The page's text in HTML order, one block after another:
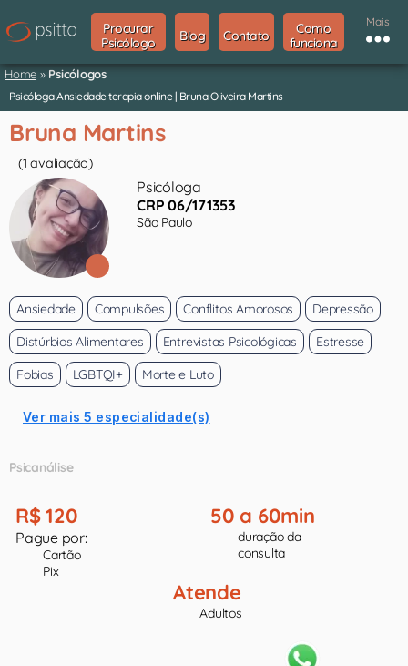
Procurar
Psicólogo
Blog Contato
Como
funciona
Mais
Home » Psicólogos
Psicóloga Ansiedade terapia online | Bruna Oliveira Martins
Bruna Martins
(1 avaliação)
Psicóloga
CRP 06/171353
São Paulo
Ansiedade Compulsões Conflitos Amorosos
Depressão
Distúrbios Alimentares
Entrevistas Psicológicas
Estresse
Fobias
LGBTQI+ Morte e Luto
Ver mais 5 especialidade(s)
Psicanálise
R$ 120
Pague por:
Cartão
Pix
50 a 60min
duração da
consulta
Atende
Adultos